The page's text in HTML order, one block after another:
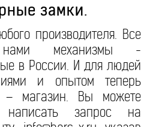
замки.
производителя. Все
нами механизмы -
в России. И для людей
и опытом теперь
– магазин. Вы можете
написать запрос на